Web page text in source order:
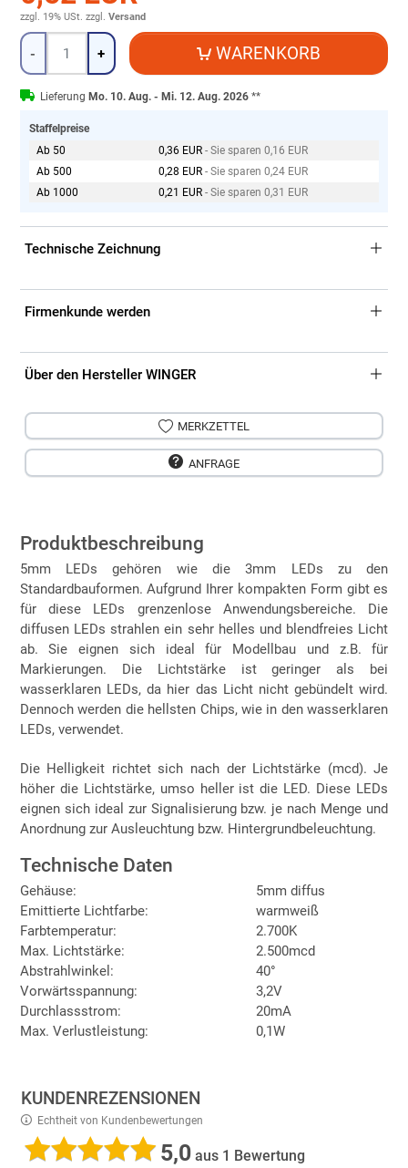
zzgl. 19% USt. zzgl. Versand
Menge
- + WARENKORB
Lieferung Mo. 10. Aug. - Mi. 12. Aug. 2026**
Staffelpreise
Ab 50
0,36 EUR - Sie sparen 0,16 EUR
Ab 500
0,28 EUR - Sie sparen 0,24 EUR
Ab 1000
0,21 EUR - Sie sparen 0,31 EUR
Technische Zeichnung
Firmenkunde werden
Über den Hersteller WINGER
MERKZETTEL
ANFRAGE
Produktbeschreibung
5mm LEDs gehören wie die 3mm LEDs zu den
Standardbauformen. Aufgrund Ihrer kompakten Form gibt es
für diese LEDs grenzenlose Anwendungsbereiche. Die
diffusen LEDs strahlen ein sehr helles und blendfreies Licht
ab. Sie eignen sich ideal für Modellbau und z.B. für
Markierungen. Die Lichtstärke ist geringer als bei
wasserklaren LEDs, da hier das Licht nicht gebündelt wird.
Dennoch werden die hellsten Chips, wie in den wasserklaren
LEDs, verwendet.
Die Helligkeit richtet sich nach der Lichtstärke (mcd). Je
höher die Lichtstärke, umso heller ist die LED. Diese LEDs
eignen sich ideal zur Signalisierung bzw. je nach Menge und
Anordnung zur Ausleuchtung bzw. Hintergrundbeleuchtung.
Technische Daten
Gehäuse:
5mm diffus
Emittierte Lichtfarbe:
warmweiß
Farbtemperatur:
2.700K
Max. Lichtstärke:
2.500mcd
Abstrahlwinkel:
40°
Vorwärtsspannung:
3,2V
Durchlassstrom:
20mA
Max. Verlustleistung:
0,1W
KUNDENREZENSIONEN
Echtheit von Kundenbewertungen
5,0aus 1 Bewertung